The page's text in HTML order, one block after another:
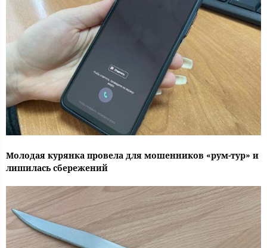
Молодая курянка провела для мошенников «рум-тур» и
лишилась сбережений